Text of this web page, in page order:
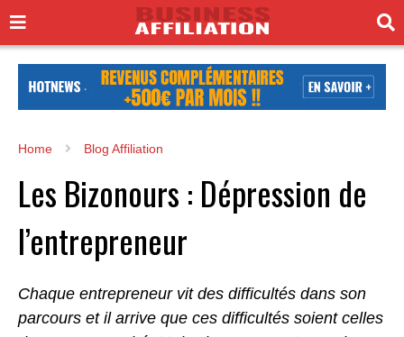
Home Blog Affiliation
Les Bizonours : Dépression de
l’entrepreneur
Chaque entrepreneur vit des difficultés dans son
parcours et il arrive que ces difficultés soient celles